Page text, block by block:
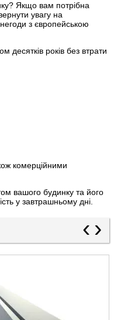
Якщо вам потрібна
увагу на
з європейською
десятків років без втрати
комерційними
вашого будинку та його
у завтрашньому дні.
‹ ›